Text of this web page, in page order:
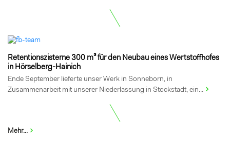
Retentionszisterne 300 m³ für den Neubau eines Wertstoffhofes
in Hörselberg-Hainich
Ende September lieferte unser Werk in Sonneborn, in
Zusammenarbeit mit unserer Niederlassung in Stockstadt, ein...
Mehr...